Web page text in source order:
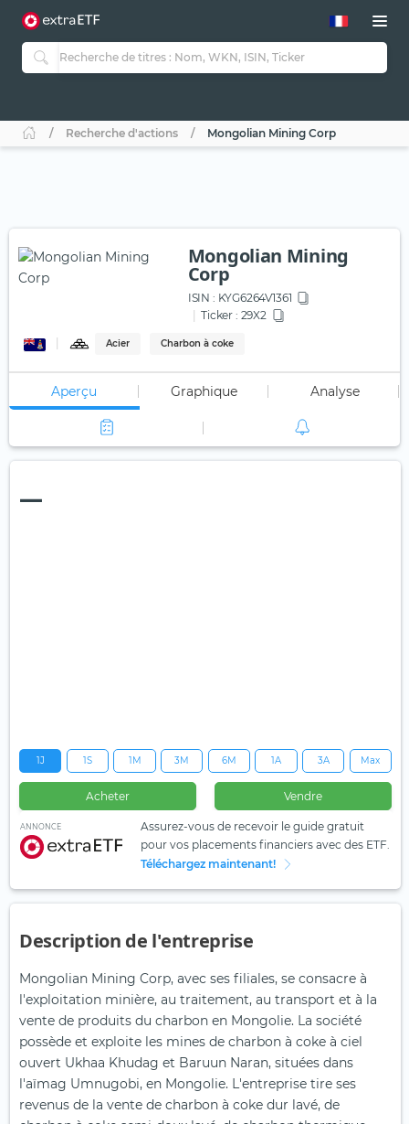
Recherche d'actions Mongolian Mining Corp
Mongolian Mining
Corp
ISIN : KYG6264V1361
Ticker : 29X2
Acier Charbon à coke
Aperçu Graphique Analyse
—
1J 1S 1M 3M 6M 1A 3A Max
Acheter Vendre
ANNONCE
Assurez-vous de recevoir le guide gratuit
pour vos placements financiers avec des ETF.
Téléchargez maintenant!
Description de l'entreprise
Mongolian Mining Corp, avec ses filiales, se consacre à
l'exploitation minière, au traitement, au transport et à la
vente de produits du charbon en Mongolie. La société
possède et exploite les mines de charbon à coke à ciel
ouvert Ukhaa Khudag et Baruun Naran, situées dans
l'aïmag Umnugobi, en Mongolie. L'entreprise tire ses
revenus de la vente de charbon à coke dur lavé, de